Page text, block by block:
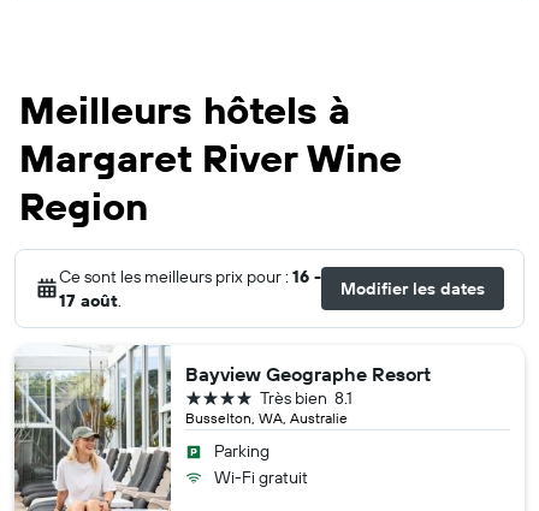
Meilleurs hôtels à
Margaret River Wine
Region
Ce sont les meilleurs prix pour : 16 -
17 août
Modifier les dates
Bayview Geographe Resort
Busselton, WA, Australie
8.1
Très bien
4 étoiles
Parking
Wi-Fi gratuit